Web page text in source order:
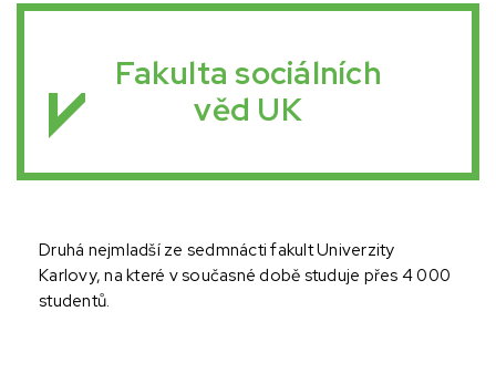
Fakulta sociálních
věd UK
Druhá nejmladší ze sedmnácti fakult Univerzity
Karlovy, na které v současné době studuje přes 4 000
studentů.